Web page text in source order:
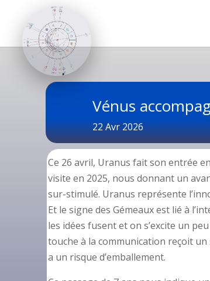
Vénus
22 Avr 2026
Ce 26 avril, Uranus fait son entrée
visite en 2025, nous donnant un
sur-stimulé. Uranus représente
Et le signe des Gémeaux est lié à
les idées fusent et on s’excite un
touche à la communication reçoit
a un risque d’emballement.